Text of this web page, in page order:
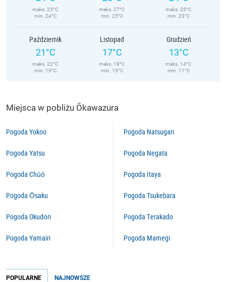
maks. 25°C
min. 24°C
maks. 27°C
min. 25°C
maks. 25°C
min. 23°C
Październik
21°C
maks. 22°C
min. 19°C
Listopad
17°C
maks. 18°C
min. 15°C
Grudzień
13°C
maks. 14°C
min. 11°C
Miejsca w pobliżu Ōkawazura
Pogoda Yokoo
Pogoda Yatsu
Pogoda Chūō
Pogoda Ōsaku
Pogoda Okudōri
Pogoda Yamairi
Pogoda Natsugari
Pogoda Negata
Pogoda Itaya
Pogoda Tsukebara
Pogoda Terakado
Pogoda Mamegi
POPULARNE NAJNOWSZE